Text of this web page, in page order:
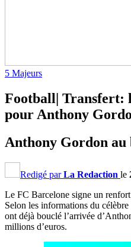
5 Majeurs
Football| Transfert:
pour Anthony
Anthony Gordon au
Redigé parLa Redaction le
Le FC Barcelone signe un
Selon les informations du
ont déjà bouclé l’arrivée
millions d’euros.